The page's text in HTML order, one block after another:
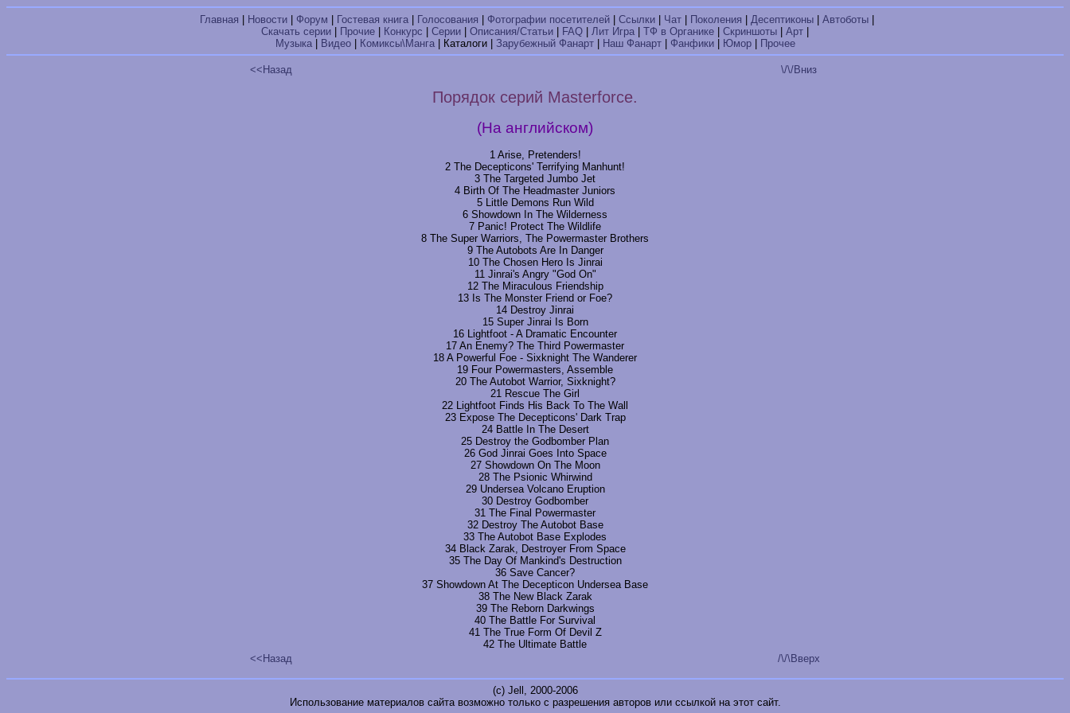
Главная | Новости | Форум | Гостевая книга | Голосования | Фотографии посетителей | Ссылки | Чат | Поколения | Десептиконы | Автоботы |
Скачать серии | Прочие | Конкурс | Серии | Описания/Статьи | FAQ | Лит Игра | ТФ в Органике | Скриншоты | Арт |
Музыка| Видео| Комиксы\Манга| Каталоги | Зарубежный Фанарт| Наш Фанарт| Фанфики| Юмор| Прочее
<<Назад \/\/Вниз
Порядок серий Masterforce.
(На английском)
1 Arise, Pretenders!
2 The Decepticons' Terrifying Manhunt!
3 The Targeted Jumbo Jet
4 Birth Of The Headmaster Juniors
5 Little Demons Run Wild
6 Showdown In The Wilderness
7 Panic! Protect The Wildlife
8 The Super Warriors, The Powermaster Brothers
9 The Autobots Are In Danger
10 The Chosen Hero Is Jinrai
11 Jinrai's Angry "God On"
12 The Miraculous Friendship
13 Is The Monster Friend or Foe?
14 Destroy Jinrai
15 Super Jinrai Is Born
16 Lightfoot - A Dramatic Encounter
17 An Enemy? The Third Powermaster
18 A Powerful Foe - Sixknight The Wanderer
19 Four Powermasters, Assemble
20 The Autobot Warrior, Sixknight?
21 Rescue The Girl
22 Lightfoot Finds His Back To The Wall
23 Expose The Decepticons' Dark Trap
24 Battle In The Desert
25 Destroy the Godbomber Plan
26 God Jinrai Goes Into Space
27 Showdown On The Moon
28 The Psionic Whirwind
29 Undersea Volcano Eruption
30 Destroy Godbomber
31 The Final Powermaster
32 Destroy The Autobot Base
33 The Autobot Base Explodes
34 Black Zarak, Destroyer From Space
35 The Day Of Mankind's Destruction
36 Save Cancer?
37 Showdown At The Decepticon Undersea Base
38 The New Black Zarak
39 The Reborn Darkwings
40 The Battle For Survival
41 The True Form Of Devil Z
42 The Ultimate Battle
<<Назад
/\/\Вверх
(c) Jell, 2000-2006
Использование материалов сайта возможно только с разрешения авторов или ссылкой на этот сайт.